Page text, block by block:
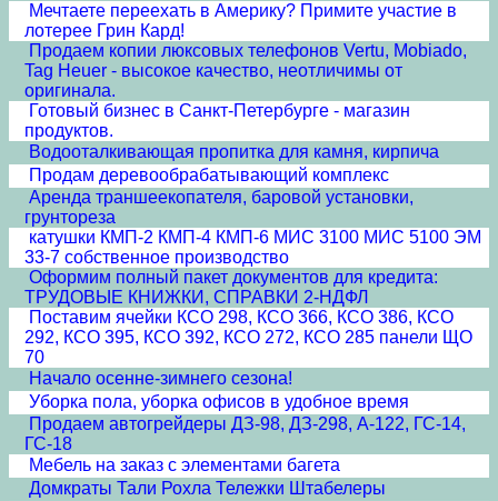
Мечтаете переехать в Америку? Примите участие в
лотерее Грин Кард!
Продаем копии люксовых телефонов Vertu, Mobiado,
Tag Heuer - высокое качество, неотличимы от
оригинала.
Готовый бизнес в Санкт-Петербурге - магазин
продуктов.
Водооталкивающая пропитка для камня, кирпича
Продам деревообрабатывающий комплекс
Аренда траншеекопателя, баровой установки,
грунтореза
катушки КМП-2 КМП-4 КМП-6 МИС 3100 МИС 5100 ЭМ
33-7 собственное производство
Оформим полный пакет документов для кредита:
ТРУДОВЫЕ КНИЖКИ, СПРАВКИ 2-НДФЛ
Поставим ячейки КСО 298, КСО 366, КСО 386, КСО
292, КСО 395, КСО 392, КСО 272, КСО 285 панели ЩО
70
Начало осенне-зимнего сезона!
Уборка пола, уборка офисов в удобное время
Продаем автогрейдеры ДЗ-98, ДЗ-298, А-122, ГС-14,
ГС-18
Мебель на заказ с элементами багета
Домкраты Тали Рохла Тележки Штабелеры